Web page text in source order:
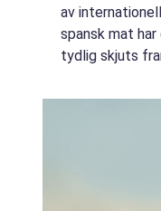
av
spansk mat
tydlig skjuts
genomtänkta